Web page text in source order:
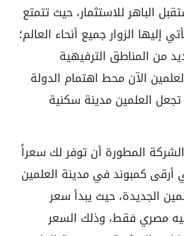
الباهر للاستثمار، حيث تتمتع
إليها الزوار جميع أنحاء العالم؛
من المناطق الترفيهية
الآن محط اهتمام الدولة
العلمين مدينة سكنية
المطورة أن توفر لك سعراً
كمبوند في مدينة العلمين
الجديدة، حيث يبدأ سعر
من 2,600,000 جنيه مصري فقط، وذلك السعر